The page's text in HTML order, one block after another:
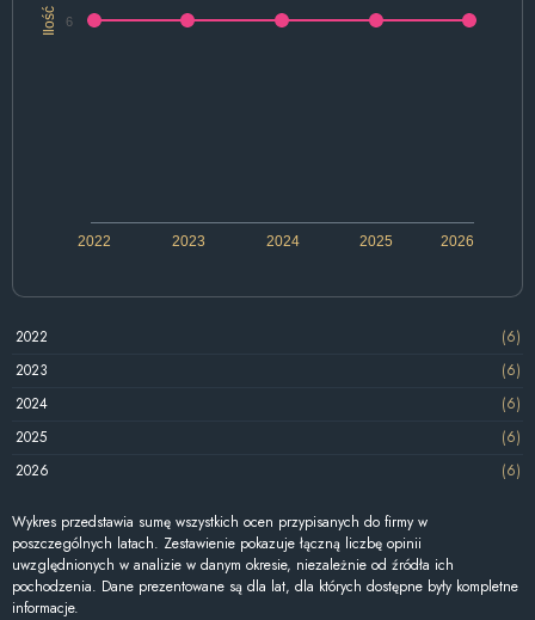
Ilość
2022 2024 2026
2023 2025
6
2022
(6)
2023
(6)
2024
(6)
2025
(6)
2026
(6)
Wykres przedstawia sumę wszystkich ocen przypisanych do firmy w
poszczególnych latach. Zestawienie pokazuje łączną liczbę opinii
uwzględnionych w analizie w danym okresie, niezależnie od źródła ich
pochodzenia. Dane prezentowane są dla lat, dla których dostępne były kompletne
informacje.